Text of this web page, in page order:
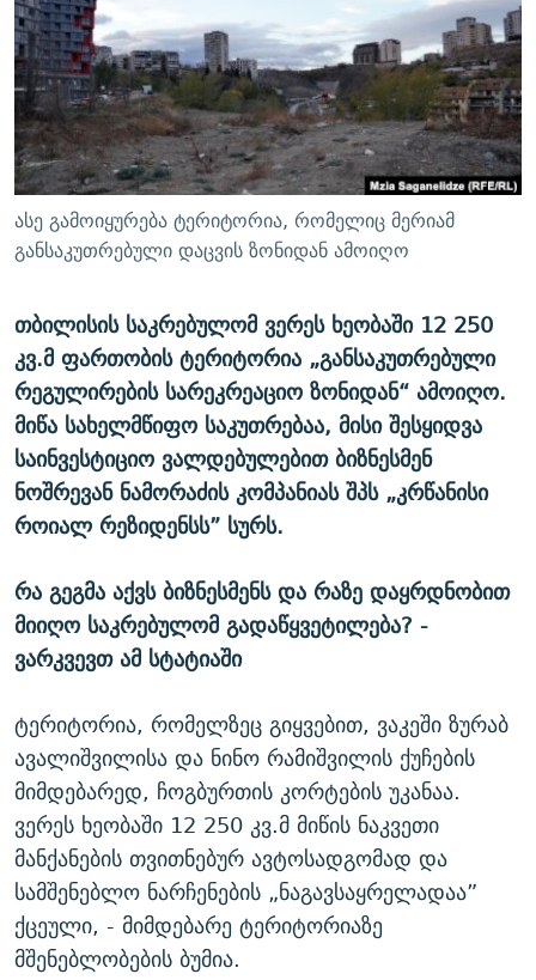
ᲛᲝᲚᲐᲞᲐᲠᲐᲙᲔ ᲢᲔᲥᲡᲢᲔᲑᲘ
ᲨᲘᲜ - ᲣᲪᲮᲝᲔᲗᲨᲘ
ᲚᲘᲢᲔᲠᲐᲢᲣᲠᲣᲚᲘ ᲬᲐᲮᲜᲐᲒᲔᲑᲘ
ᲐᲛᲔᲠᲘᲙᲣᲚᲘ ᲛᲝᲗᲮᲠᲝᲑᲐ
ᲘᲛᲞᲔᲠᲘᲐ ᲓᲐ ᲠᲐᲓᲘᲝ
ᲩᲔᲛᲘ ᲡᲘᲙᲕᲓᲘᲚᲘᲡ ᲛᲘᲖᲔᲖᲘᲐ COVID-19
11 ᲬᲔᲚᲘ - 11 ᲐᲛᲑᲐᲕᲘ
ᲡᲐᲞᲐᲠᲚᲐᲛᲔᲜᲢᲝ ᲐᲠᲩᲔᲕᲜᲔᲑᲘᲡ ᲘᲡᲢᲝᲠᲘᲐ
ᲑᲐᲕᲨᲕᲔᲑᲘ ᲞᲠᲝᲡᲢᲘᲢᲣᲪᲘᲐᲨᲘ - ᲐᲛᲝᲣᲗᲥᲛᲔᲚᲘ ᲐᲛᲑᲐᲕᲘ
5 ᲐᲛᲑᲐᲕᲘ - 20 ᲘᲕᲜᲘᲡᲡ ᲓᲐᲨᲐᲕᲔᲑᲣᲚᲔᲑᲘ
ᲐᲒᲕᲘᲡᲢᲝᲡ ᲝᲛᲘ
ᲒᲐᲛᲝᲘᲬᲔᲠᲔ
რთე/რთ-ის ყველა საიტი
ასე გამოიყურება ტერიტორია, რომელიც მერიამ
განსაკუთრებული დაცვის ზონიდან ამოიღო
თბილისის საკრებულომ ვერეს ხეობაში 12 250
კვ.მ ფართობის ტერიტორია „განსაკუთრებული
რეგულირების სარეკრეაციო ზონიდან“ ამოიღო.
მიწა სახელმწიფო საკუთრებაა, მისი შესყიდვა
საინვესტიციო ვალდებულებით ბიზნესმენ
ნოშრევან ნამორაძის კომპანიას შპს „კრწანისი
როიალ რეზიდენსს” სურს.
რა გეგმა აქვს ბიზნესმენს და რაზე დაყრდნობით
მიიღო საკრებულომ გადაწყვეტილება? -
ვარკვევთ ამ სტატიაში
ტერიტორია, რომელზეც გიყვებით, ვაკეში ზურაბ
ავალიშვილისა და ნინო რამიშვილის ქუჩების
მიმდებარედ, ჩოგბურთის კორტების უკანაა.
ვერეს ხეობაში 12 250 კვ.მ მიწის ნაკვეთი
მანქანების თვითნებურ ავტოსადგომად და
სამშენებლო ნარჩენების „ნაგავსაყრელადაა”
ქცეული, - მიმდებარე ტერიტორიაზე
მშენებლობების ბუმია.